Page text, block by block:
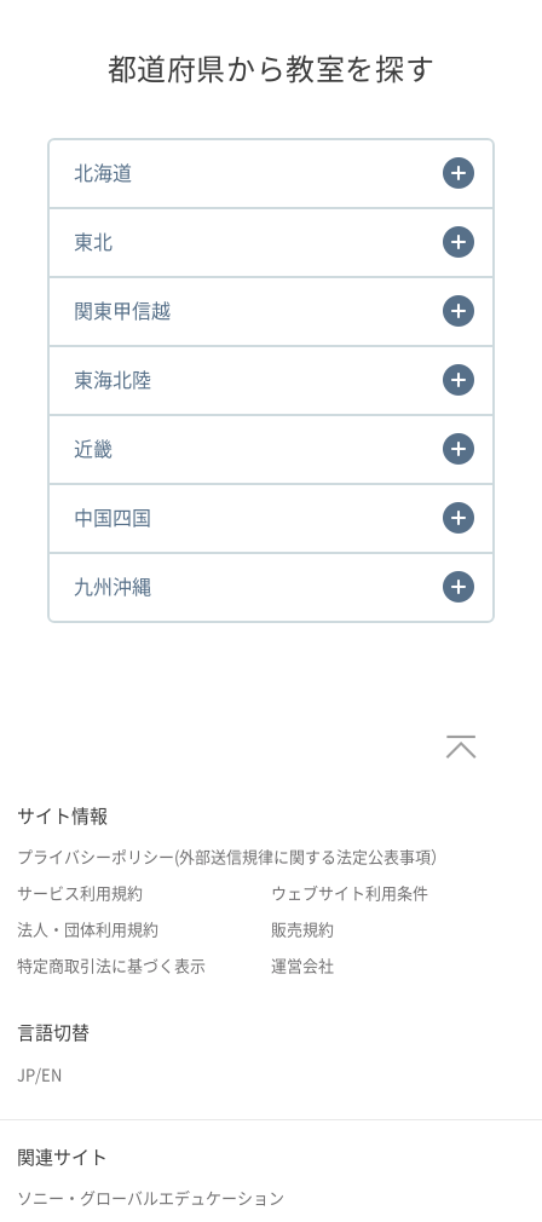
都道府県から教室を探す
北海道
東北
関東甲信越
東海北陸
近畿
中国四国
九州沖縄
サイト情報
プライバシーポリシー(外部送信規律に関する法定公表事項）
サービス利用規約 ウェブサイト利用条件
法人・団体利用規約 販売規約
特定商取引法に基づく表示 運営会社
言語切替
JP/EN
関連サイト
ソニー・グローバルエデュケーション